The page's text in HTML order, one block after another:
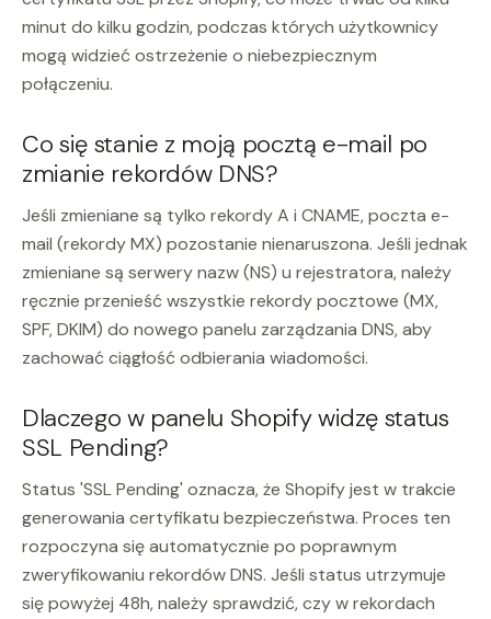
minut do kilku godzin, podczas których użytkownicy
mogą widzieć ostrzeżenie o niebezpiecznym
połączeniu.
Co się stanie z moją pocztą e-mail po
zmianie rekordów DNS?
Jeśli zmieniane są tylko rekordy A i CNAME, poczta e-
mail (rekordy MX) pozostanie nienaruszona. Jeśli jednak
zmieniane są serwery nazw (NS) u rejestratora, należy
ręcznie przenieść wszystkie rekordy pocztowe (MX,
SPF, DKIM) do nowego panelu zarządzania DNS, aby
zachować ciągłość odbierania wiadomości.
Dlaczego w panelu Shopify widzę status
SSL Pending?
Status 'SSL Pending' oznacza, że Shopify jest w trakcie
generowania certyfikatu bezpieczeństwa. Proces ten
rozpoczyna się automatycznie po poprawnym
zweryfikowaniu rekordów DNS. Jeśli status utrzymuje
się powyżej 48h, należy sprawdzić, czy w rekordach